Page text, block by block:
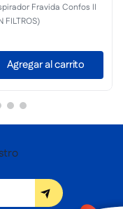
Fravida Confos II
FILTROS)
Agregar al carrito